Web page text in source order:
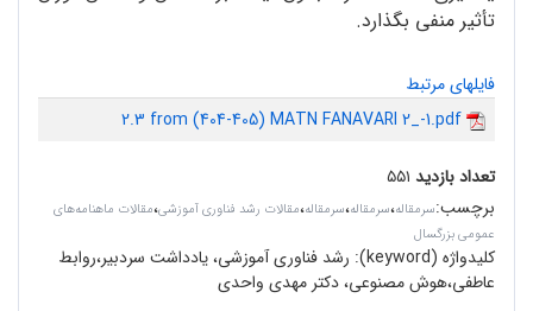
تأثیر منفی بگذارد.
فایلهای مرتبط
2.3 from (404-405) MATN FANAVARI 2_-1.pdf
تعداد بازدید ۵۵۱
برچسب:سرمقاله‌،سرمقاله،سرمقاله،مقالات رشد فناوری آموزشی،مقالات ماهنامه‌های
عمومی بزرگسال
کلیدواژه (keyword):
رشد فناوری آموزشی، یادداشت سردبیر،روابط
عاطفی،هوش مصنوعی، دکتر مهدی واحدی